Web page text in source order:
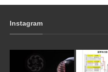
Instagram
1